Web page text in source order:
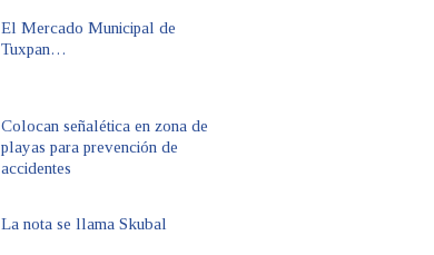
El Mercado Municipal de
Tuxpan…
Colocan señalética en zona de
playas para prevención de
accidentes
La nota se llama Skubal